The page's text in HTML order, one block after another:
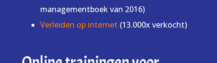
managementboek van 2016)
Verleiden op internet (13.000x verkocht)